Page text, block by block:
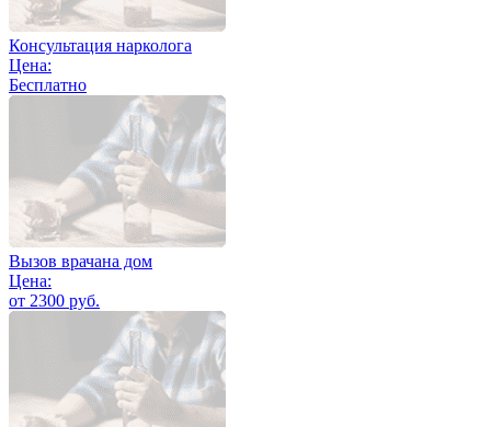
Консультация нарколога
Цена:
Бесплатно
Вызов врачана дом
Цена:
от 2300 руб.